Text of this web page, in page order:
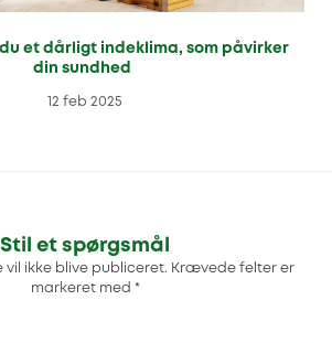
et dårligt indeklima, som påvirker
din sundhed
12 feb 2025
Stil et spørgsmål
vil ikke blive publiceret. Krævede felter er
markeret med *